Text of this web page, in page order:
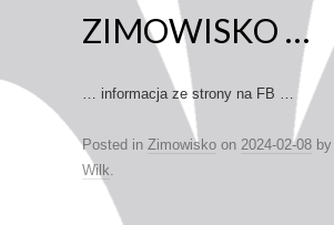
ZIMOWISKO …
… informacja ze strony na FB …
Posted in Zimowisko on 2024-02-08 by
Wilk